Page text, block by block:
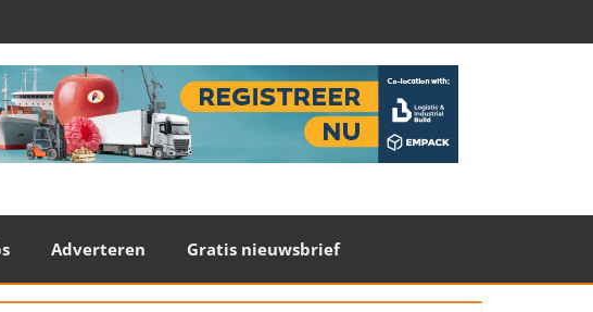
Adverteren Gratis nieuwsbrief